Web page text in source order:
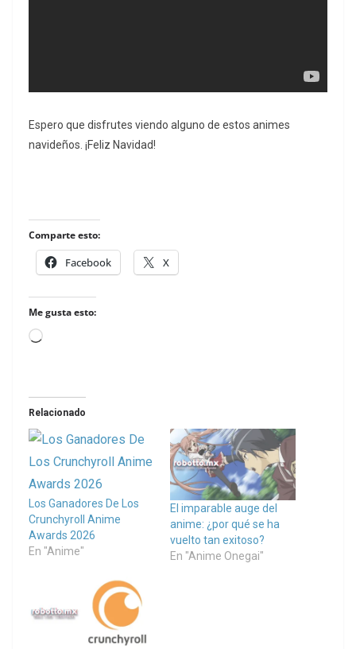
Espero que disfrutes viendo alguno de estos animes
navideños. ¡Feliz Navidad!
Comparte esto:
Facebook X
Me gusta esto:
Loading…
Relacionado
Los Ganadores De Los
Crunchyroll Anime
Awards 2026
En "Anime"
El imparable auge del
anime: ¿por qué se ha
vuelto tan exitoso?
En "Anime Onegai"